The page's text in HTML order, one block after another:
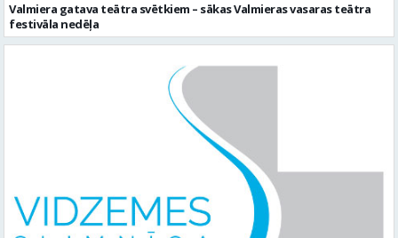
Valmiera gatava teātra svētkiem – sākas Valmieras vasaras teātra
festivāla nedēļa